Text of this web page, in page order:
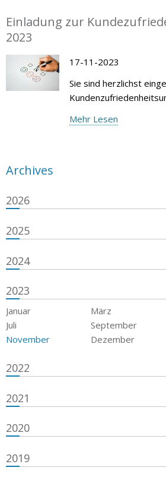
Einladung zur
2023
17-11-2023
Sie sind herzlichst
Mehr Lesen
Archives
2026
2025
2024
2023
Januar März
Juli
September
November
Dezember
2022
2021
2020
2019